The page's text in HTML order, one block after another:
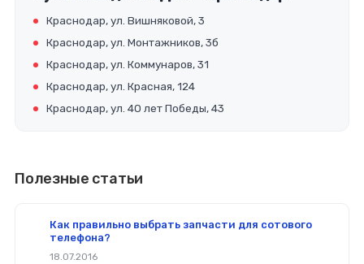
Краснодар, ул. Вишняковой, 3
Краснодар, ул. Монтажников, 3б
Краснодар, ул. Коммунаров, 31
Краснодар, ул. Красная, 124
Краснодар, ул. 40 лет Победы, 43
Полезные статьи
Как правильно выбрать запчасти для сотового
телефона?
18.07.2016